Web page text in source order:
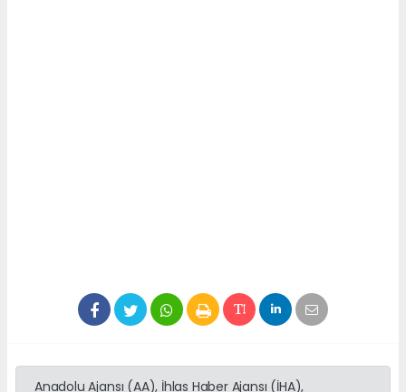
Anadolu Ajansı (AA), İhlas Haber Ajansı (İHA),